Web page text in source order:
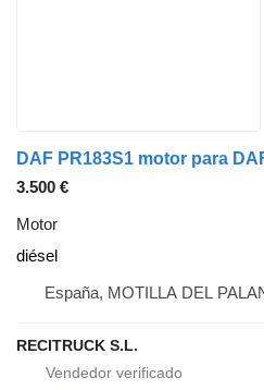
DAF PR183S1 motor para
3.500 €
Motor
diésel
España, MOTILLA DEL
RECITRUCK S.L.